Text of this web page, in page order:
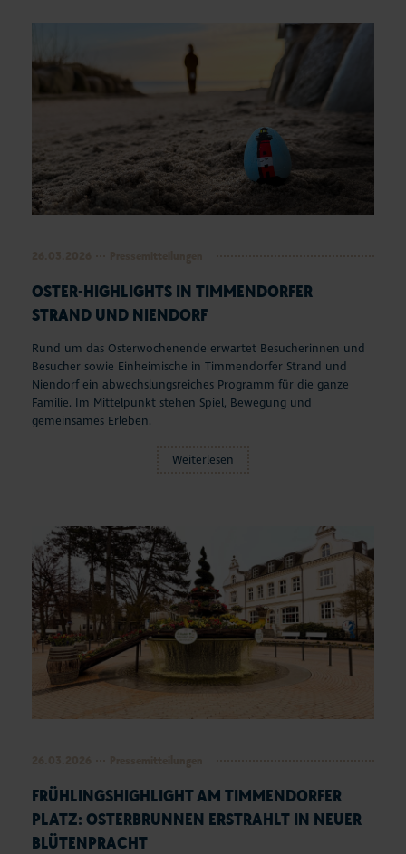
Seepferdchen Shop
Veranstaltungen
Touren und Erlebnisse
Familienurlaub
Urlaub mit Hund
Entdecken & Erleben
Service & Kontakt
#StrandMomente
OSTER-HIGHLIGHTS IN TIMMENDORFER
STRAND UND NIENDORF
Rund um das Osterwochenende erwartet Besucherinnen und
Besucher sowie Einheimische in Timmendorfer Strand und
Niendorf ein abwechslungsreiches Programm für die ganze
Familie. Im Mittelpunkt stehen Spiel, Bewegung und
gemeinsames Erleben.
Weiterlesen
FRÜHLINGSHIGHLIGHT AM TIMMENDORFER
PLATZ: OSTERBRUNNEN ERSTRAHLT IN NEUER
BLÜTENPRACHT